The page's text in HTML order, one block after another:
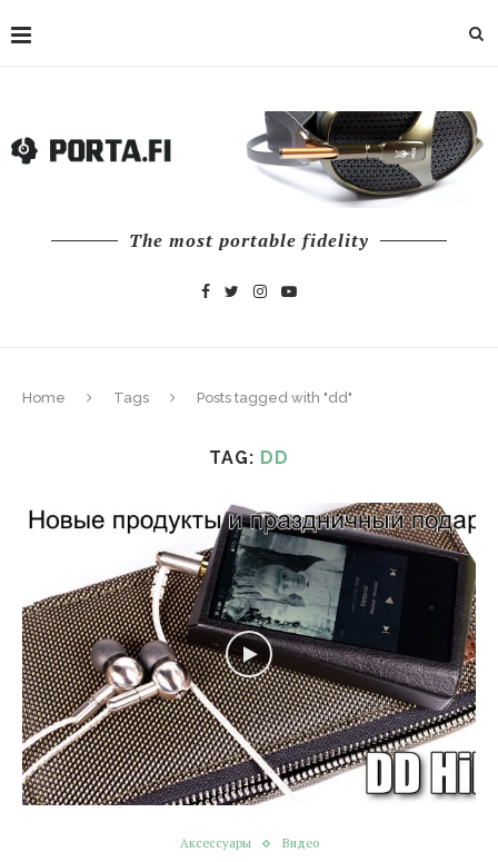
The most portable fidelity
Home Tags Posts tagged with "dd"
TAG: DD
Аксессуары Видео